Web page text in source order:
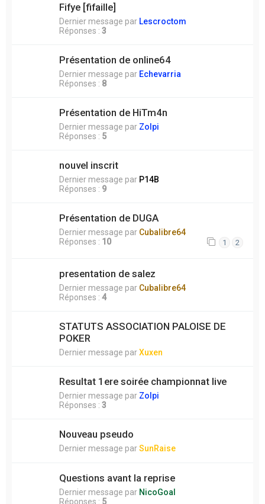
Fifye [fifaille]
Dernier message par Lescroctom
Réponses : 3
Présentation de online64
Dernier message par Echevarria
Réponses : 8
Présentation de HiTm4n
Dernier message par Zolpi
Réponses : 5
nouvel inscrit
Dernier message par P14B
Réponses : 9
Présentation de DUGA
Dernier message par Cubalibre64
Réponses : 10 1 2
presentation de salez
Dernier message par Cubalibre64
Réponses : 4
STATUTS ASSOCIATION PALOISE DE
POKER
Dernier message parXuxen
Resultat 1ere soirée championnat live
Dernier message par Zolpi
Réponses : 3
Nouveau pseudo
Dernier message parSunRaise
Questions avant la reprise
Dernier message par NicoGoal
Réponses : 5